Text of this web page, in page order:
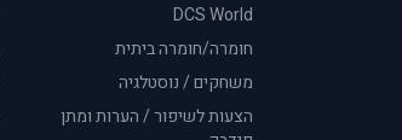
DCS World
חומרה/חומרה ביתית
משחקים / נוסטלגיה
הצעות לשיפור / הערות ומתן